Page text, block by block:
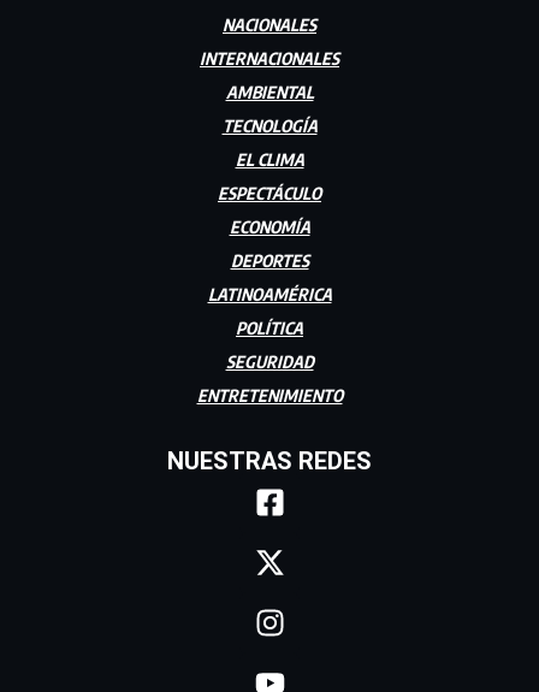
NACIONALES
INTERNACIONALES
AMBIENTAL
TECNOLOGÍA
EL CLIMA
ESPECTÁCULO
ECONOMÍA
DEPORTES
LATINOAMÉRICA
POLÍTICA
SEGURIDAD
ENTRETENIMIENTO
NUESTRAS REDES